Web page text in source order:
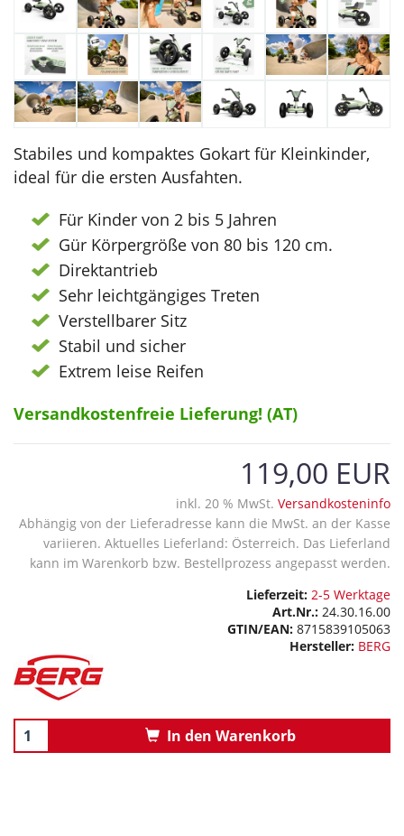
Stabiles und kompaktes Gokart für Kleinkinder,
ideal für die ersten Ausfahten.
Für Kinder von 2 bis 5 Jahren
Gür Körpergröße von 80 bis 120 cm.
Direktantrieb
Sehr leichtgängiges Treten
Verstellbarer Sitz
Stabil und sicher
Extrem leise Reifen
Versandkostenfreie Lieferung! (AT)
119,00 EUR
inkl. 20 % MwSt. Versandkosteninfo
Abhängig von der Lieferadresse kann die MwSt. an der Kasse
variieren. Aktuelles Lieferland: Österreich. Das Lieferland
kann im Warenkorb bzw. Bestellprozess angepasst werden.
Lieferzeit: 2-5 Werktage
Art.Nr.: 24.30.16.00
GTIN/EAN: 8715839105063
Hersteller: BERG
In den Warenkorb